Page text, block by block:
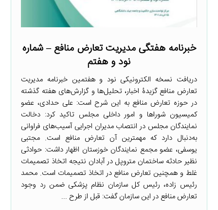
خبرنامه هفتگی مدیریت تعارض منافع – شماره
نود و هفتم
دریافت نسخه الکترونیکی نود و هفتمین خبرنامه مدیریت
تعارض منافع گزیدۀ اخبار، تحلیل‌ها و گزارش‌های هفته گذشته
در حوزه تعارض منافع به این شرح است: علی حدادی، عضو
کمیسیون شوراها و امور داخلی مجلس تاکید کرد: دخالت
نمایندگان مجلس در انتصاب مدیران اجرایی آسیب‌های فراوانی
به‌دنبال دارد که مهمترین آن تعارض منافع است. مجتبی
یوسفی، عضو مجمع نمایندگان خوزستان اظهار داشت: حوادثی
نظیر حادثه ساختمان متروپل در آبادان نتیجه اتخاذ تصمیمات
غلط و همچنین تعارض منافع در اتخاذ تصمیمات است. محمد
رئیس زاده، رئیس کل سازمان نظام پزشکی ضمن رد وجود
تعارض منافع در این سازمان گفت: قبل از طرح ...